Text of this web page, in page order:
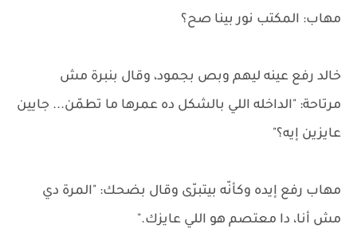
مهاب: المكتب نور بينا صح؟
خالد رفع عينه ليهم وبص بجمود، وقال بنبرة مش
مرتاحة: "الداخله اللي بالشكل ده عمرها ما تطمّن... جايين
عايزين إيه؟"
مهاب رفع إيده وكأنّه بيتبرّى وقال بضحك: "المرة دي
مش أنا، دا معتصم هو اللي عايزك."